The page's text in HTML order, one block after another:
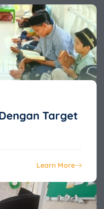
Target
Learn More